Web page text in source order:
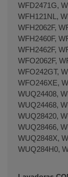
WFD2471G,
WFH121NL,
WFH2062F,
WFH2460F,
WFH2462F,
WFO2062F,
WFO242GT,
WFO246XE,
WUQ24408,
WUQ24468,
WUQ28420,
WUQ28466,
WUQ2848X,
WUQ284H0,